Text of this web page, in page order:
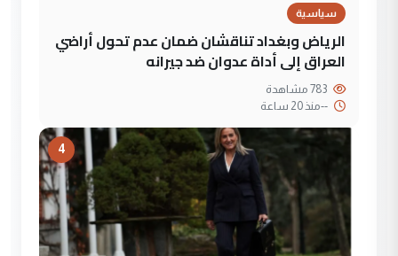
سياسية
الرياض وبغداد تناقشان ضمان عدم تحول أراضي
العراق إلى أداة عدوان ضد جيرانه
--منذ 20 ساعة
4